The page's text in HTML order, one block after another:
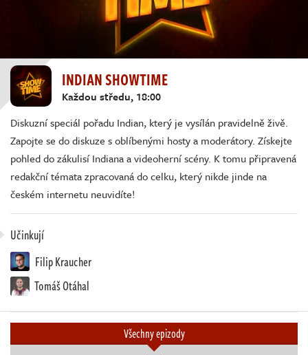
INDIAN SHOWTIME
Každou středu, 18:00
Diskuzní speciál pořadu Indian, který je vysílán pravidelně živě.
Zapojte se do diskuze s oblíbenými hosty a moderátory. Získejte
pohled do zákulisí Indiana a videoherní scény. K tomu připravená
redakční témata zpracovaná do celku, který nikde jinde na
českém internetu neuvidíte!
Učinkují
Filip Kraucher
Tomáš Otáhal
Všechny epizody